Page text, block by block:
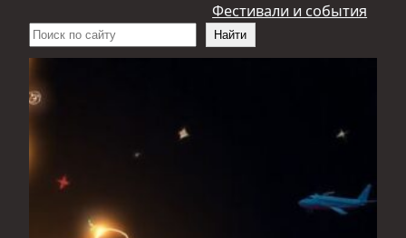
Фестивали и события
Поиск
Найти